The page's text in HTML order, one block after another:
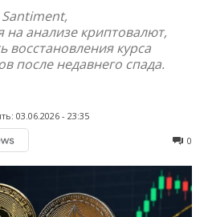
анализе криптовалют,
курса
после недавнего спада.
03.06.2026 - 23:35
0